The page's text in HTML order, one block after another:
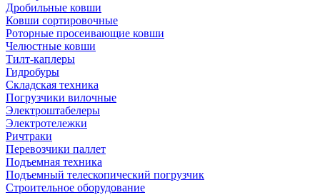
Дробильные ковши
Ковши сортировочные
Роторные просеивающие ковши
Челюстные ковши
Тилт-каплеры
Гидробуры
Складская техника
Погрузчики вилочные
Электроштабелеры
Электротележки
Ричтраки
Перевозчики паллет
Подъемная техника
Подъемный телескопический погрузчик
Строительное оборудование